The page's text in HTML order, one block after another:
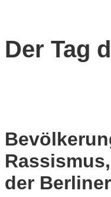
Der Tag
der